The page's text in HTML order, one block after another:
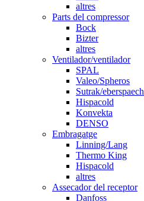
altres
Parts del compressor
Bock
Bizter
altres
Ventilador/ventilador
SPAL
Valeo/Spheros
Sutrak/
Hispacold
Konvekta
DENSO
Embragatge
Linning/Lang
Thermo King
Hispacold
altres
Assecador del receptor
Danfoss